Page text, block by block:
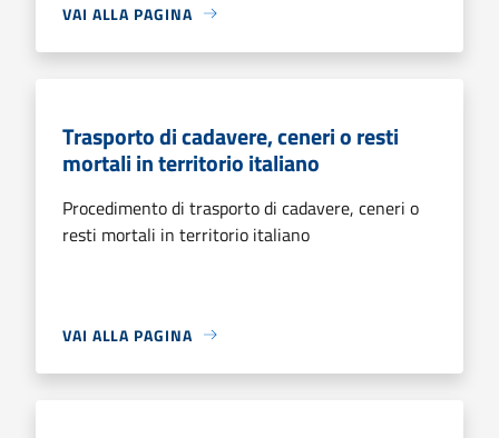
VAI ALLA PAGINA
Trasporto di cadavere, ceneri o resti
mortali in territorio italiano
Procedimento di trasporto di cadavere, ceneri o
resti mortali in territorio italiano
VAI ALLA PAGINA